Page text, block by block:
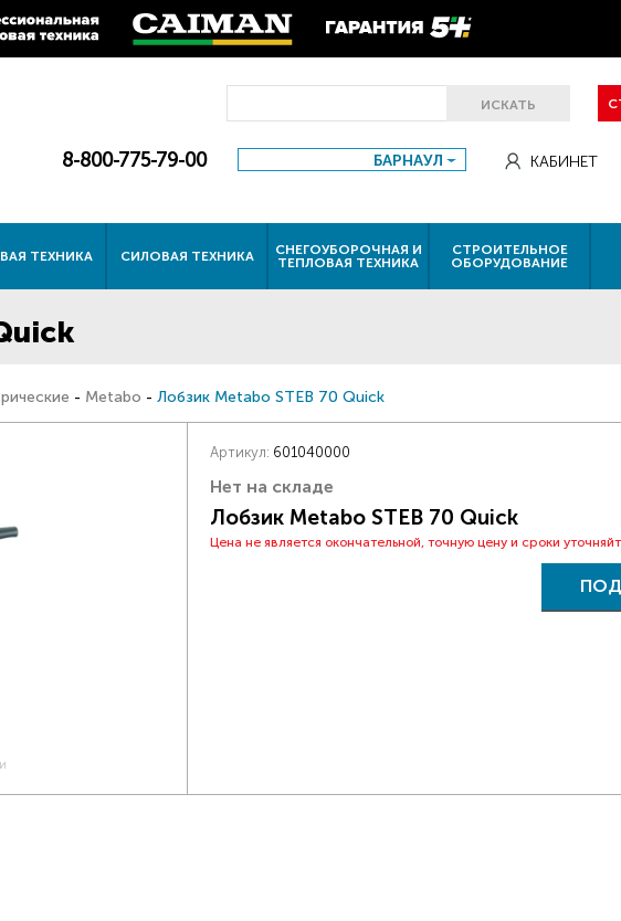
ИСКАТЬ
8-800-775-79-00 БАРНАУЛ КАБИНЕТ
ТЕХНИКА СИЛОВАЯ ТЕХНИКА
СНЕГОУБОРОЧНАЯ И
ТЕПЛОВАЯ ТЕХНИКА
СТРОИТЕЛЬНОЕ
ОБОРУДОВАНИЕ
- Metabo - Лобзик Metabo STEB 70 Quick
Артикул: 601040000
Нет на складе
Лобзик Metabo STEB 70 Quick
Цена не является окончательной, точную цену и сроки
ПОД